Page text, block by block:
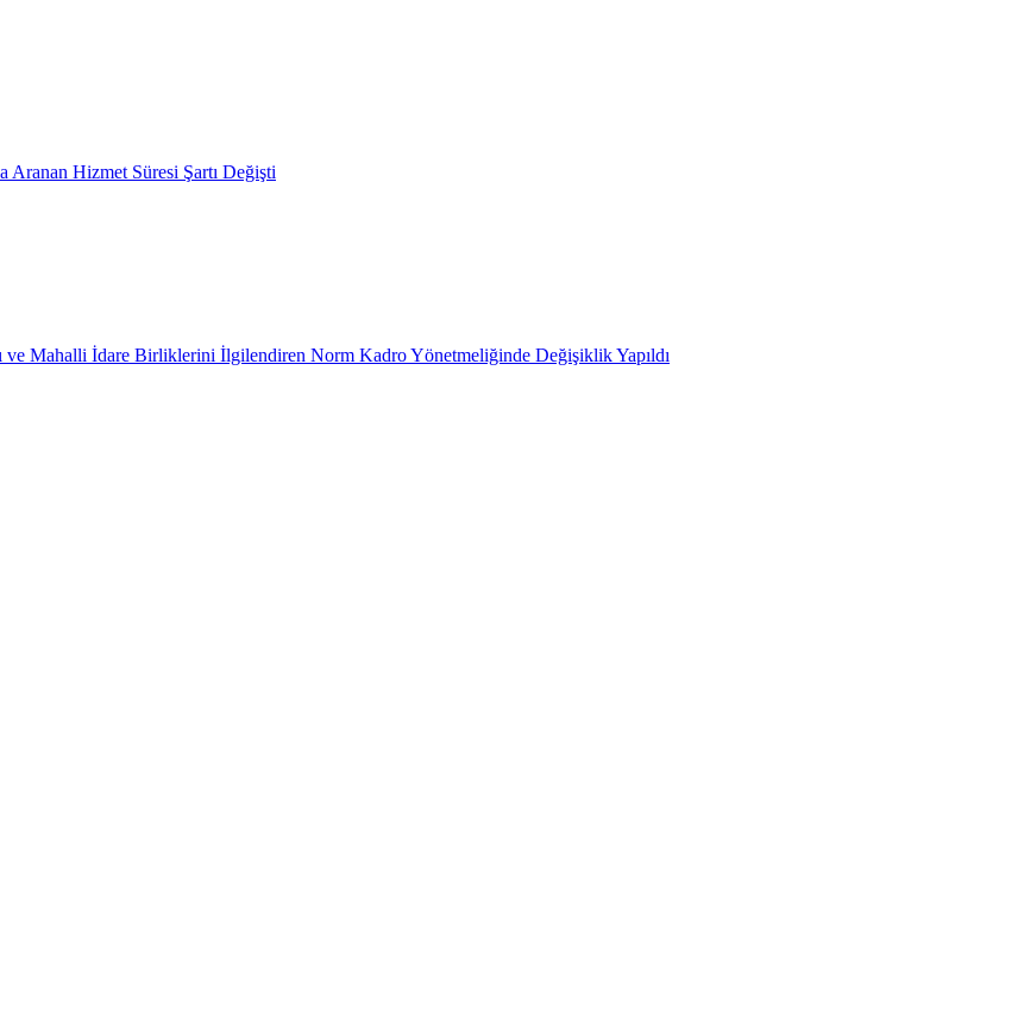
Aranan Hizmet Süresi Şartı Değişti
ve Mahalli İdare Birliklerini İlgilendiren Norm Kadro Yönetmeliğinde Değişiklik Yapıldı